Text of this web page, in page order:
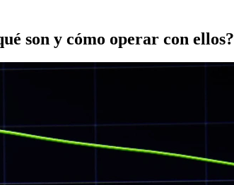
son y cómo operar con ellos?